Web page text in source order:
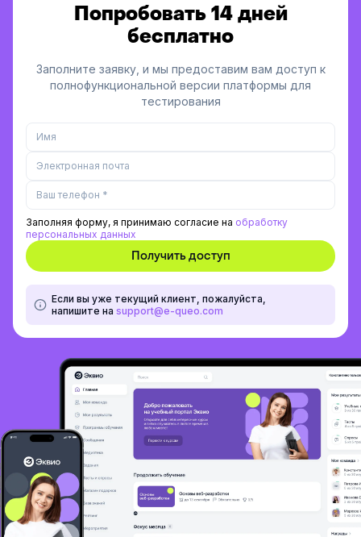
Попробовать 14 дней
бесплатно
Заполните заявку, и мы предоставим вам доступ к
полнофункциональной версии платформы для
тестирования
Заполняя форму, я принимаю согласие на обработку
персональных данных
Если вы уже текущий клиент, пожалуйста,
напишите на support@e-queo.com